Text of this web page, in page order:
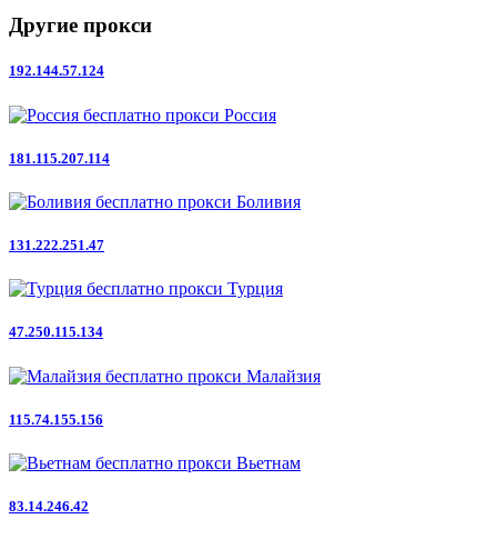
Другие прокси
192.144.57.124
Россия
181.115.207.114
Боливия
131.222.251.47
Турция
47.250.115.134
Малайзия
115.74.155.156
Вьетнам
83.14.246.42